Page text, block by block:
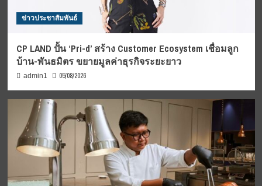
ข่าวประชาสัมพันธ์
CP LAND ปั้น ‘Pri-d’ สร้าง Customer Ecosystem เชื่อมลูก
บ้าน-พันธมิตร ขยายมูลค่าธุรกิจระยะยาว
admin1 05/08/2026